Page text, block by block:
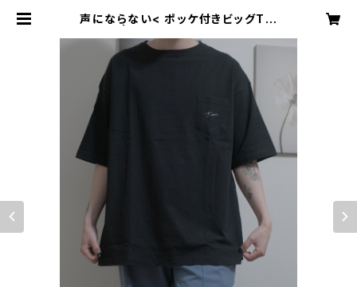
声にならない< ポッケ付きビッグT >